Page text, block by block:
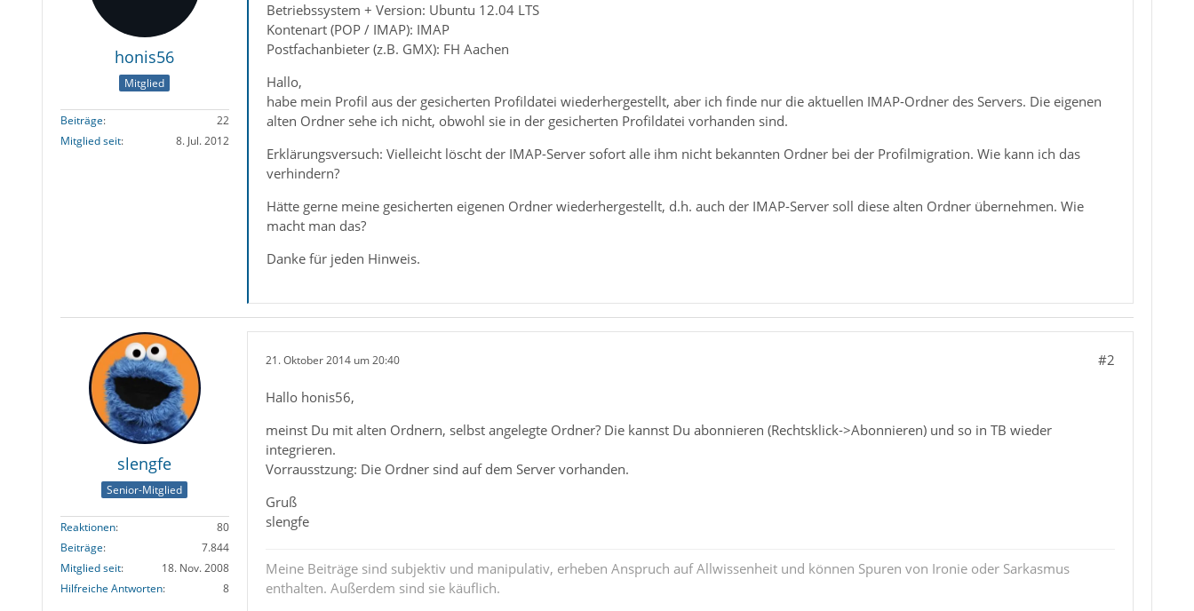
honis56
Mitglied
Beiträge
22
Mitglied seit
8. Jul. 2012
Betriebssystem + Version: Ubuntu 12.04 LTS
Kontenart (POP / IMAP): IMAP
Postfachanbieter (z.B. GMX): FH Aachen
Hallo,
habe mein Profil aus der gesicherten Profildatei wiederhergestellt, aber ich finde nur die aktuellen IMAP-Ordner des Servers. Die eigenen
alten Ordner sehe ich nicht, obwohl sie in der gesicherten Profildatei vorhanden sind.
Erklärungsversuch: Vielleicht löscht der IMAP-Server sofort alle ihm nicht bekannten Ordner bei der Profilmigration. Wie kann ich das
verhindern?
Hätte gerne meine gesicherten eigenen Ordner wiederhergestellt, d.h. auch der IMAP-Server soll diese alten Ordner übernehmen. Wie
macht man das?
Danke für jeden Hinweis.
slengfe
Senior-Mitglied
Reaktionen
80
Beiträge
7.844
Mitglied seit
18. Nov. 2008
Hilfreiche Antworten
8
21. Oktober 2014 um 20:40 #2
Hallo honis56,
meinst Du mit alten Ordnern, selbst angelegte Ordner? Die kannst Du abonnieren (Rechtsklick->Abonnieren) und so in TB wieder
integrieren.
Vorrausstzung: Die Ordner sind auf dem Server vorhanden.
Gruß
slengfe
Meine Beiträge sind subjektiv und manipulativ, erheben Anspruch auf Allwissenheit und können Spuren von Ironie oder Sarkasmus
enthalten. Außerdem sind sie käuflich.